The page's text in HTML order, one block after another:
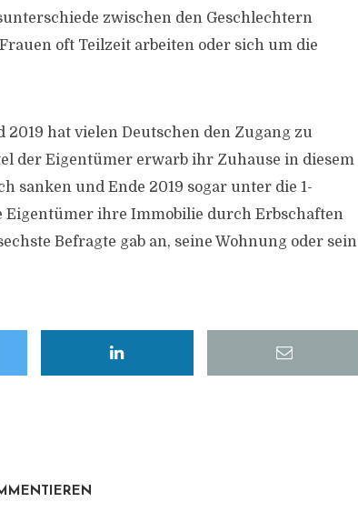
zwischen den Geschlechtern
oft Teilzeit arbeiten oder sich um die
hat vielen Deutschen den Zugang zu
der Eigentümer erwarb ihr Zuhause in diesem
sanken und Ende 2019 sogar unter die 1-
Eigentümer ihre Immobilie durch Erbschaften
Befragte gab an, seine Wohnung oder sein